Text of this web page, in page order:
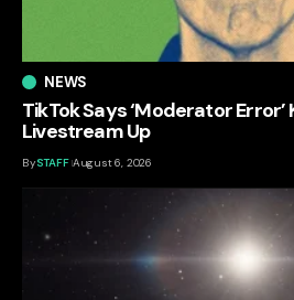
NEWS
TikTok Says ‘Moderator
Livestream Up
BySTAFF August 6, 2026